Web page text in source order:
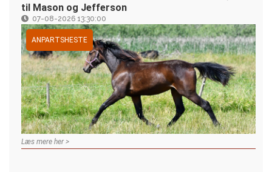
til Mason og Jefferson
07-08-2026 13:30:00
ANPARTSHESTE
Læs mere her >